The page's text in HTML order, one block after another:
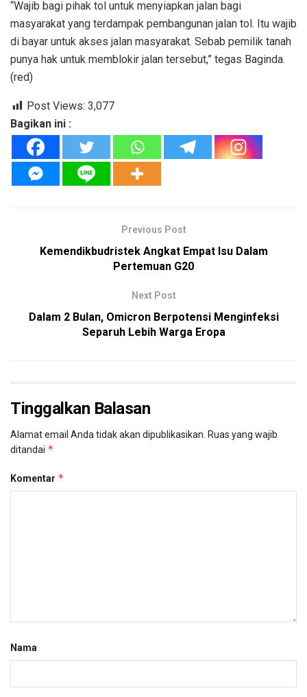
“Wajib bagi pihak tol untuk menyiapkan jalan bagi
masyarakat yang terdampak pembangunan jalan tol. Itu wajib
di bayar untuk akses jalan masyarakat. Sebab pemilik tanah
punya hak untuk memblokir jalan tersebut,” tegas Baginda.
(red)
Post Views: 3,077
Bagikan ini :
Previous Post
Kemendikbudristek Angkat Empat Isu Dalam
Pertemuan G20
Next Post
Dalam 2 Bulan, Omicron Berpotensi Menginfeksi
Separuh Lebih Warga Eropa
Tinggalkan Balasan
Alamat email Anda tidak akan dipublikasikan. Ruas yang wajib
ditandai *
Komentar *
Nama